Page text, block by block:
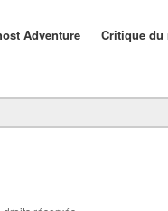
Adventure
Critique du